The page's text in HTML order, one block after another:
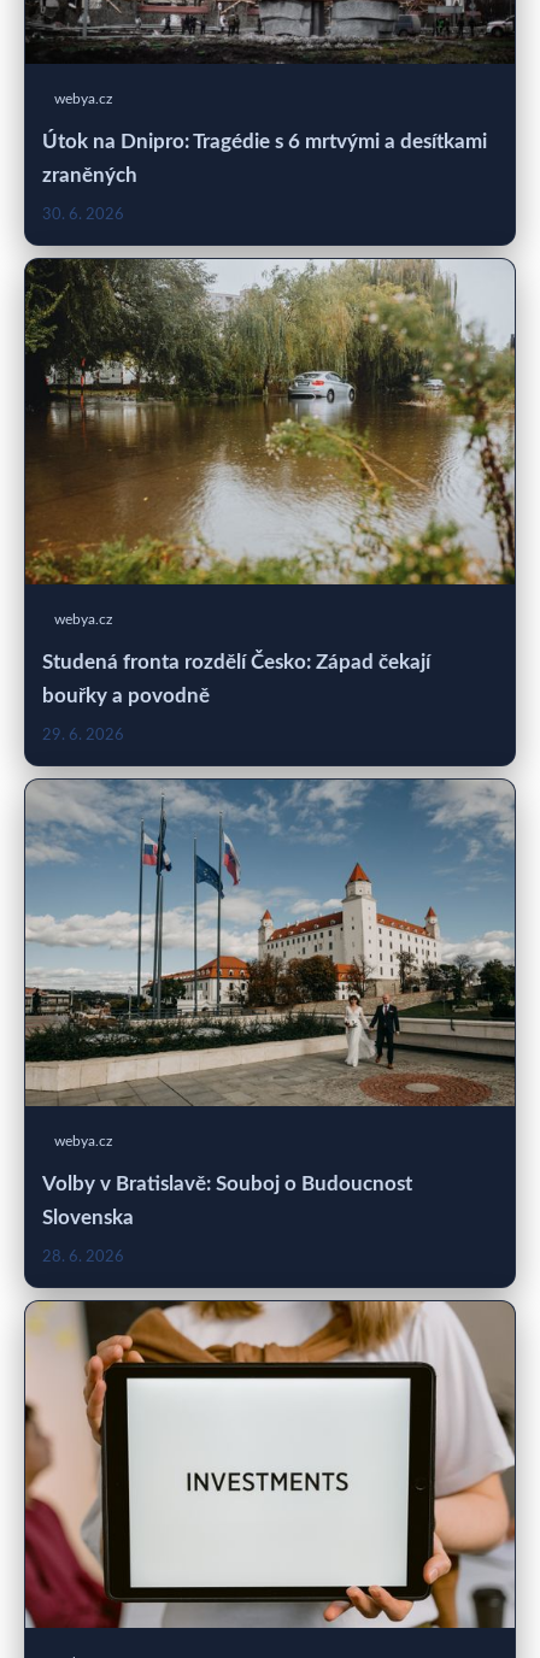
webya.cz
Útok na Dnipro: Tragédie s 6 mrtvými a desítkami
zraněných
30. 6. 2026
webya.cz
Studená fronta rozdělí Česko: Západ čekají
bouřky a povodně
29. 6. 2026
webya.cz
Volby v Bratislavě: Souboj o Budoucnost
Slovenska
28. 6. 2026